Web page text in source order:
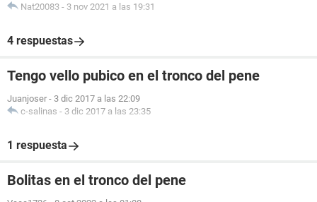
Nat20083 - 3 nov 2021 a las 19:31
4 respuestas
Tengo vello pubico en el tronco del pene
Juanjoser - 3 dic 2017 a las 22:09
c-salinas - 3 dic 2017 a las 23:35
1 respuesta
Bolitas en el tronco del pene